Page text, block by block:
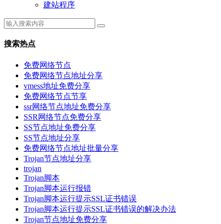
建站程序
搜索热点
免费网络节点
免费网络节点地址分享
vmess地址免费分享
免费网络节点节享
ssr网络节点地址免费分享
SSR网络节点免费分享
SS节点地址免费分享
SS节点地址分享
免费网络节点地址批量分享
Trojan节点地址分享
trojan
Trojan脚本
Trojan脚本运行报错
Trojan脚本运行提示SSL证书错误
Trojan脚本运行提示SSL证书错误的解决办法
Trojan节点地址免费分享